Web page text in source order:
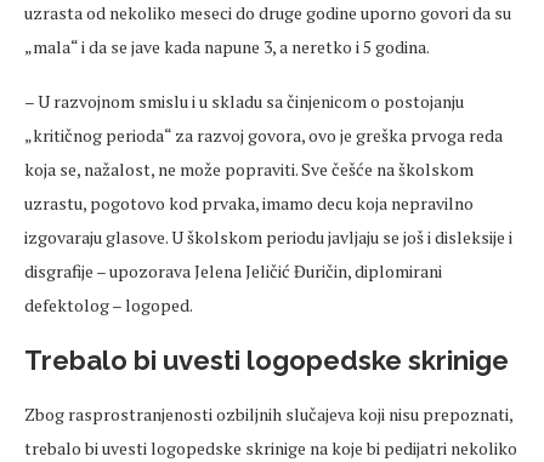
uzrasta od nekoliko meseci do druge godine uporno govori da su
„mala“ i da se jave kada napune 3, a neretko i 5 godina.
– U razvojnom smislu i u skladu sa činjenicom o postojanju
„kritičnog perioda“ za razvoj govora, ovo je greška prvoga reda
koja se, nažalost, ne može popraviti. Sve češće na školskom
uzrastu, pogotovo kod prvaka, imamo decu koja nepravilno
izgovaraju glasove. U školskom periodu javljaju se još i disleksije i
disgrafije – upozorava Jelena Jeličić Đuričin, diplomirani
defektolog – logoped.
Trebalo bi uvesti logopedske skrinige
Zbog rasprostranjenosti ozbiljnih slučajeva koji nisu prepoznati,
trebalo bi uvesti logopedske skrinige na koje bi pedijatri nekoliko